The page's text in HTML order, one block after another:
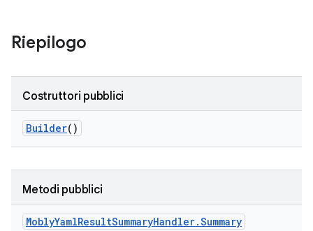
Riepilogo
Costruttori pubblici
Builder()
Metodi pubblici
MoblyYamlResultSummaryHandler.Summary